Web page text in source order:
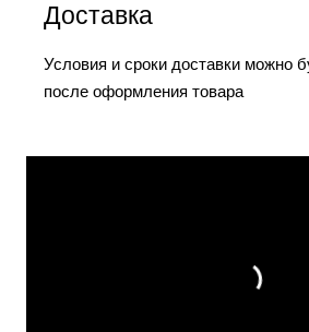
Доставка
Условия и сроки доставки можно
после оформления товара